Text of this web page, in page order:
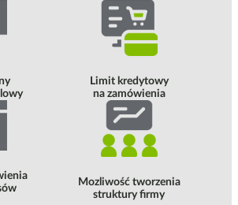
Limit kredytowy
na zamówienia
Mozliwość tworzenia
struktury firmy